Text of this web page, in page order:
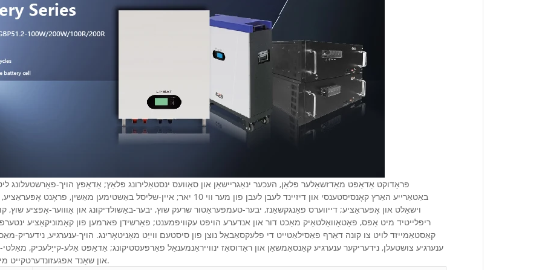
פּראָדוקט אַדאַפּט מאַדזשאַלער פּלאַן, העכער ינאַגריישאַן און סאַוועס ינסטאַלירונג פּלאַץ; אַדאַפּץ הויך-פאָרשטעלונג
באַטאַרייע האַרץ קאָנסיסטענסי און דיזיינד לעבן לעבן פון מער ווי 10 יאר; איין-שליסל
וישאַלט און אָפּעראַציע; דייווערס פאַנגקשאַנז, יבער-טעמפּעראַטור שרעק שוץ, יבער-באַשולדיקונג און אָוווער-אָפּציע שוץ,
קאַסטאַמייזד לויט צו קונה דאַרף פאַסילאַטייט די פלעקסאַבאַל נוצן פון סיסטעם ווייַט מאָניטאָרינג. הויך-ענערגיע, נידעריק-
ענערגיע צושטעלן, נידעריקער ענערגיע קאַנסאַמשאַן און ראַדוסאַז ינווייראַנמענאַל פאַרפּעסטיקונג; אַדאַפּט אַלע-קייַלעכיק,
און שאַנד אפגעזונדערטקייט מיטלען צו ענשור די זיכער אָפּעראַציע פון ​​די סיסטעם.